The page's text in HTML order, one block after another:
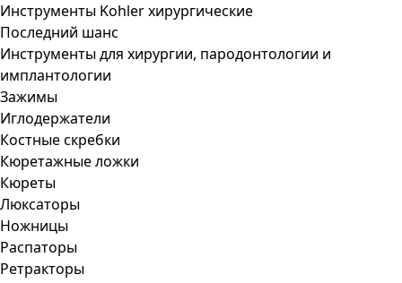
Инструменты Kohler хирургические
Последний шанс
Инструменты для хирургии, пародонтологии и
имплантологии
Зажимы
Иглодержатели
Костные скребки
Кюретажные ложки
Кюреты
Люксаторы
Ножницы
Распаторы
Ретракторы